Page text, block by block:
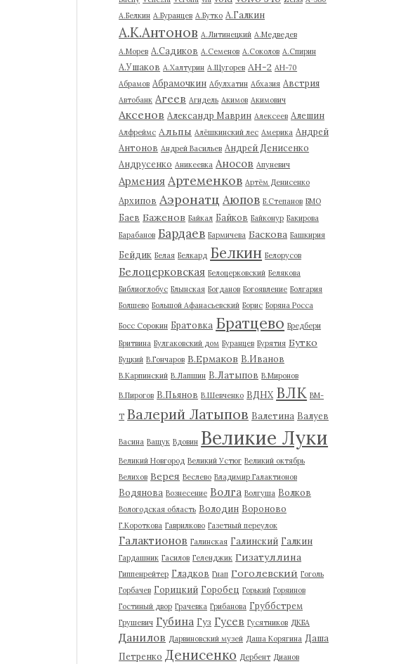
А.Белкин А.Буранцев А.Бутко А.Галкин
А.К.Антонов А.Литинецкий А.Медведев
А.Морев А.Садиков А.Семенов А.Соколов А.Спирин
А.Ушаков А.Халтурин А.Щугорев АН-2 АН-70
Абрамов Абрамочкин Абулхатин Абхазия Австрия
Автобанк Агеев Агидель Акимов Акимович
Аксенов Александр Маврин Алексеев Алешин
Алфреймс Альпы Алёшкинский лес Америка Андрей
Антонов Андрей Васильев Андрей Денисенко
Андрусенко Аникеевка Аносов Апуневич
Армения Артеменков Артём Денисенко
Архипов Аэронатц Аюпов Б.Степанов БМО
Баев Баженов Байкал Байков Байконур Бакирова
Барабанов Бардаев Бармичева Баскова Башкирия
Бейдик Белая Белкард Белкин Белорусов
Белоцерковская Белоцерковский Белякова
Библиоглобус Блынская Богданов Богоявление Болгария
Болшево Большой Афанасьевский Борис Боряна Росса
Босс Сорокин Братовка Братцево Бредбери
Бритвина Булгаковский дом Буранцев Бурятия Бутко
Буцкий В.Гончаров В.Ермаков В.Иванов
В.Карпинский В.Лапшин В.Латыпов В.Миронов
В.Пирогов В.Пьянов В.Шевченко ВДНХ ВЛК ВМ-
Т Валерий Латыпов Валетина Валуев
Васина Ващук Вдовин Великие Луки
Великий Новгород Великий Устюг Великий октябрь
Велихов Верея Веслево Владимир Галактионов
Водянова Вознесение Волга Волгуша Волков
Вологодская область Володин Вороново
Г.Короткова Гаврилково Газетный переулок
Галактионов Галинская Галинский Галкин
Гардашник Гасилов Геленджик Гизатуллина
Гиппенрейтер Гладков Гнап Гоголевский Гоголь
Горбачев Горицкий Горобец Горький Горяинов
Гостиный двор Грачевка Грибанова Груббстрем
Грушевич Губина Гуз Гусев Гусятников ДКБА
Данилов Дарвиновский музей Даша Корягина Даша
Петренко Денисенко Дербент Дианов